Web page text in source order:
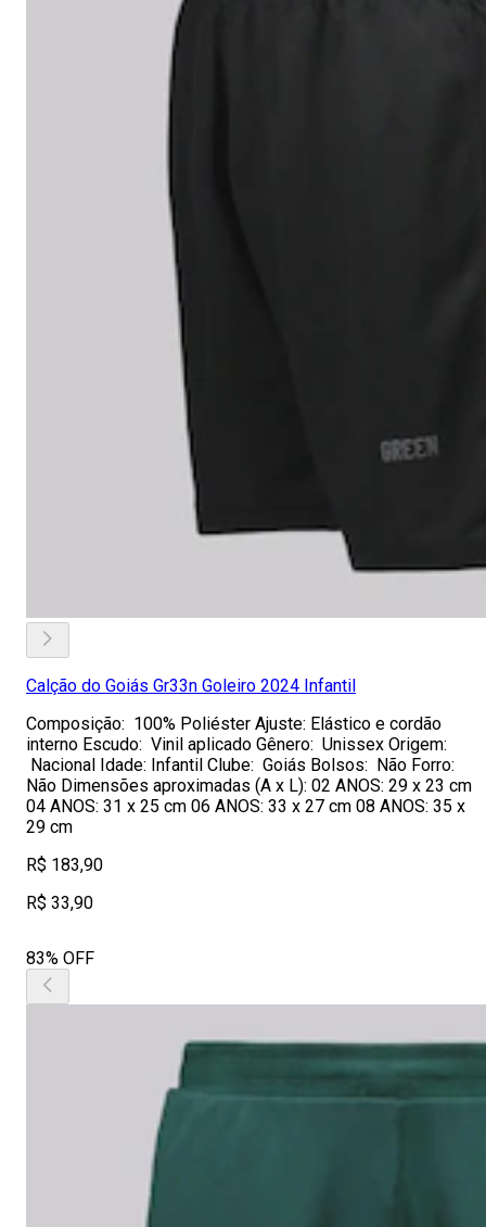
Calção do Goiás Gr33n Goleiro 2024 Infantil
Composição: 100% Poliéster Ajuste: Elástico e cordão
interno Escudo: Vinil aplicado Gênero: Unissex Origem:
Nacional Idade: Infantil Clube: Goiás Bolsos: Não Forro:
Não Dimensões aproximadas (A x L): 02 ANOS: 29 x 23 cm
04 ANOS: 31 x 25 cm 06 ANOS: 33 x 27 cm 08 ANOS: 35 x
29 cm
R$ 183,90
R$ 33,90
83% OFF